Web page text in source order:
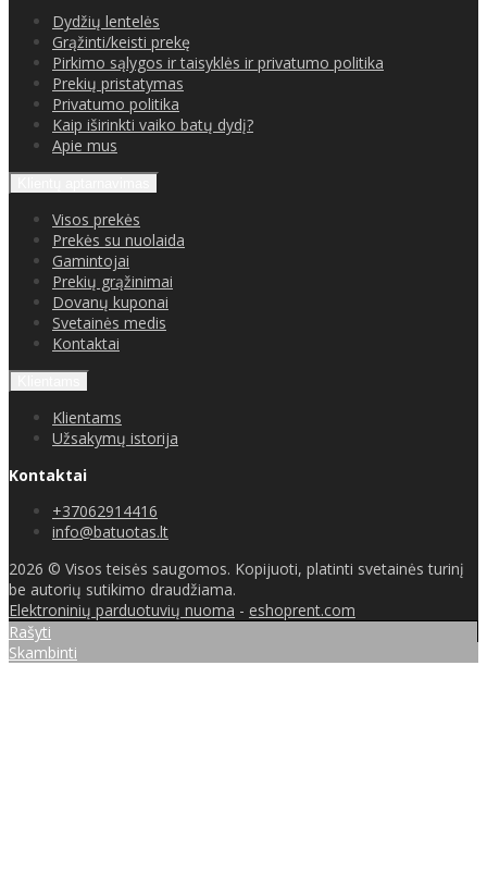
Dydžių lentelės
Grąžinti/keisti prekę
Pirkimo sąlygos ir taisyklės ir privatumo politika
Prekių pristatymas
Privatumo politika
Kaip iširinkti vaiko batų dydį?
Apie mus
Visos prekės
Prekės su nuolaida
Gamintojai
Prekių grąžinimai
Dovanų kuponai
Svetainės medis
Kontaktai
Klientams
Užsakymų istorija
Kontaktai
+37062914416
info@batuotas.lt
2026 © Visos teisės saugomos. Kopijuoti, platinti svetainės turinį
be autorių sutikimo draudžiama.
Elektroninių parduotuvių nuoma - eshoprent.com
Rašyti
Skambinti